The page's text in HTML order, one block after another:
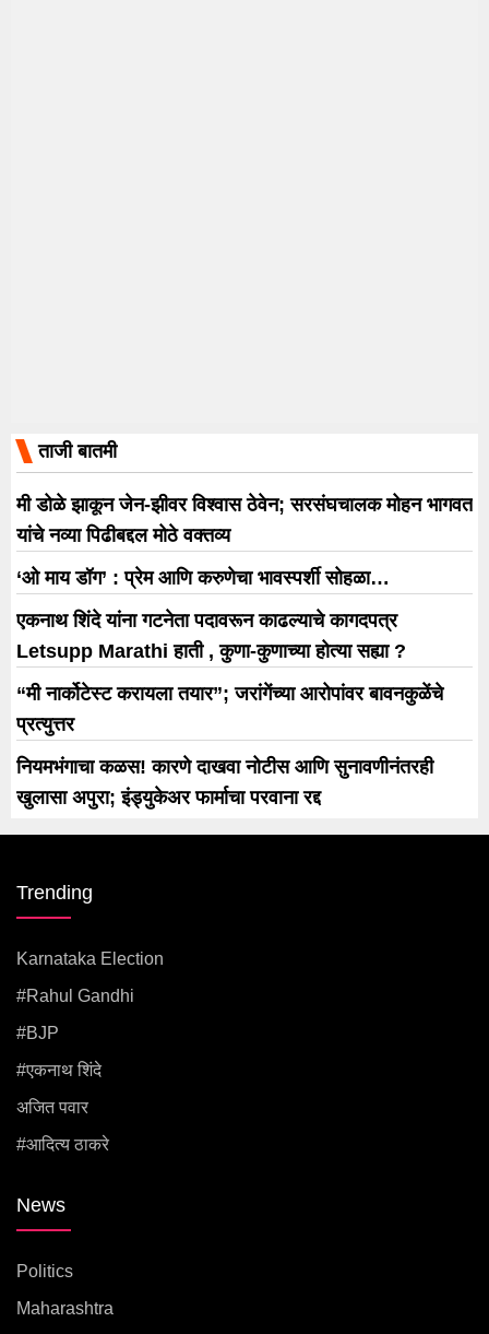
ताजी बातमी
मी डोळे झाकून जेन-झीवर विश्वास ठेवेन; सरसंघचालक मोहन भागवत
यांचे नव्या पिढीबद्दल मोठे वक्तव्य
‘ओ माय डॉग’ : प्रेम आणि करुणेचा भावस्पर्शी सोहळा…
एकनाथ शिंदे यांना गटनेता पदावरून काढल्याचे कागदपत्र
Letsupp Marathi हाती , कुणा-कुणाच्या होत्या सह्या ?
“मी नार्कोटेस्ट करायला तयार”; जरांगेंच्या आरोपांवर बावनकुळेंचे
प्रत्युत्तर
नियमभंगाचा कळस! कारणे दाखवा नोटीस आणि सुनावणीनंतरही
खुलासा अपुरा; इंड्युकेअर फार्माचा परवाना रद्द
Trending
Karnataka Election
#rahul Gandhi
#BJP
#एकनाथ शिंदे
अजित पवार
#आदित्य ठाकरे
News
Politics
Maharashtra